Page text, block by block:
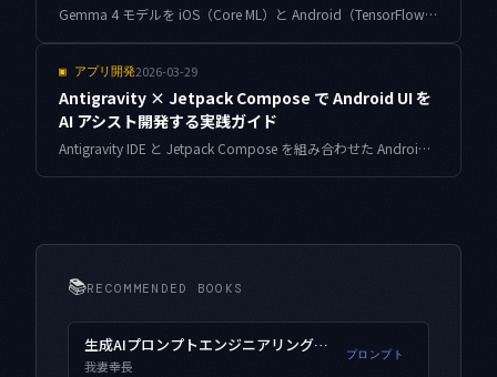
Gemma 4 モデルを iOS（Core ML）と Android（TensorFlow Lite / AI Core）の両プラットフォームに本番統合する手順を、Antigravity で AI 支援しながら詳解。モデル変換・量子化・審査対策まで。
▣ アプリ開発2026-03-29
Antigravity × Jetpack Compose で Android UI を
AI アシスト開発する実践ガイド
Antigravity IDE と Jetpack Compose を組み合わせた Android UI 開発の実践手法を解説。AI によるコンポーネント生成、プレビュー活用、テーマ設計まで具体的なコード例とともに紹介します。
📚RECOMMENDED BOOKS
生成AIプロンプトエンジニアリング入門
我妻幸長
プロンプト